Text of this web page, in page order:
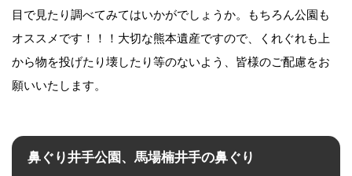
目で見たり調べてみてはいかがでしょうか。もちろん公園も
オススメです！！！大切な熊本遺産ですので、くれぐれも上
から物を投げたり壊したり等のないよう、皆様のご配慮をお
願いいたします。
鼻ぐり井手公園、馬場楠井手の鼻ぐり